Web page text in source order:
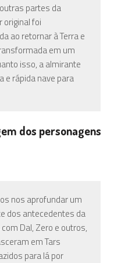
partes da
original foi
ao retornar à Terra e
em um
isso, a almirante
e rápida nave para
dos personagens
nos aprofundar um
dos antecedentes da
Dal, Zero e outros,
em Tars
para lá por